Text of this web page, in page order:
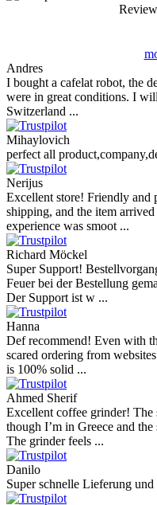
Andres
I bought a cafelat robot, the
were in great conditions. I
Switzerland ...
Mihaylovich
perfect all
Nerijus
Excellent store! Friendly and
shipping, and the item
experience was smoot ...
Richard Möckel
Super Support!
Feuer bei der Bestellung
Der Support ist w ...
Hanna
Def recommend! Even with
scared ordering from
is 100% solid ...
Ahmed Sherif
Excellent coffee grinder! The
though I’m in Greece and
The grinder feels ...
Danilo
Super schnelle Lieferung